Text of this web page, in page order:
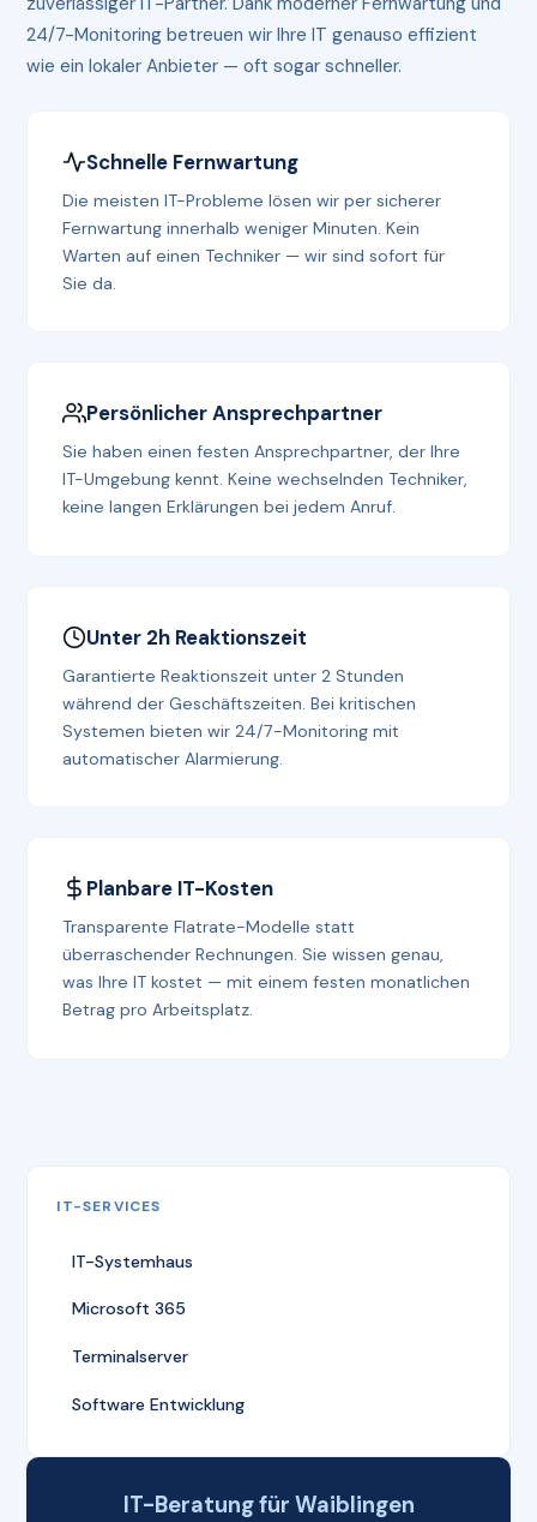
24/7-Monitoring betreuen wir Ihre IT genauso effizient
wie ein lokaler Anbieter — oft sogar schneller.
Schnelle Fernwartung
Die meisten IT-Probleme lösen wir per sicherer
Fernwartung innerhalb weniger Minuten. Kein
Warten auf einen Techniker — wir sind sofort für
Sie da.
Persönlicher Ansprechpartner
Sie haben einen festen Ansprechpartner, der Ihre
IT-Umgebung kennt. Keine wechselnden Techniker,
keine langen Erklärungen bei jedem Anruf.
Unter 2h Reaktionszeit
Garantierte Reaktionszeit unter 2 Stunden
während der Geschäftszeiten. Bei kritischen
Systemen bieten wir 24/7-Monitoring mit
automatischer Alarmierung.
Planbare IT-Kosten
Transparente Flatrate-Modelle statt
überraschender Rechnungen. Sie wissen genau,
was Ihre IT kostet — mit einem festen monatlichen
Betrag pro Arbeitsplatz.
IT-SERVICES
IT-Systemhaus
Microsoft 365
Terminalserver
Software Entwicklung
IT-Beratung für Waiblingen